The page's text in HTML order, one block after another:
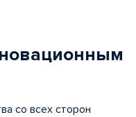
со всех сторон